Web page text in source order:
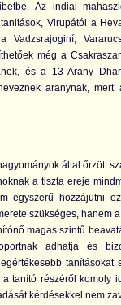
Az indiai
Virupától a
Vadzsrajoginí,
még a
és a 13 Arany
aranynak, mert
által őrzött
a tiszta ereje
egyszerű hozzájutni
szükséges, hanem
magas szintű
adhatja és
tanításokat
a tanító részéről komoly
kérdésekkel nem